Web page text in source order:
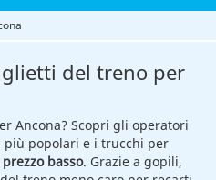
del treno per
Ancona? Scopri gli operatori
popolari e i trucchi per
basso. Grazie a gopili,